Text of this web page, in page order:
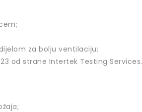
za bolju ventilaciju;
od strane Intertek Testing Services.